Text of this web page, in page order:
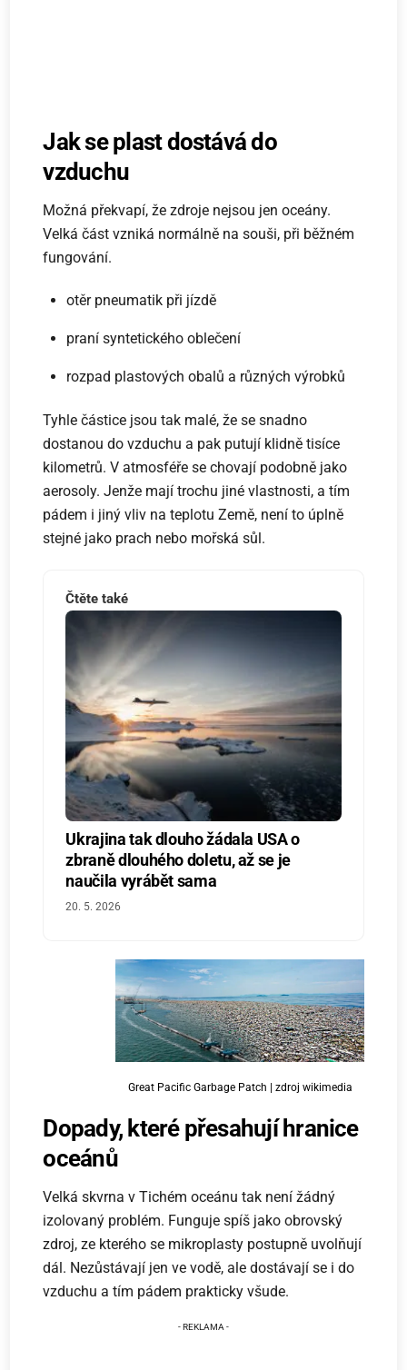
Jak se plast dostává do
vzduchu
Možná překvapí, že zdroje nejsou jen oceány.
Velká část vzniká normálně na souši, při běžném
fungování.
otěr pneumatik při jízdě
praní syntetického oblečení
rozpad plastových obalů a různých výrobků
Tyhle částice jsou tak malé, že se snadno
dostanou do vzduchu a pak putují klidně tisíce
kilometrů. V atmosféře se chovají podobně jako
aerosoly. Jenže mají trochu jiné vlastnosti, a tím
pádem i jiný vliv na teplotu Země, není to úplně
stejné jako prach nebo mořská sůl.
Čtěte také
Ukrajina tak dlouho žádala USA o
zbraně dlouhého doletu, až se je
naučila vyrábět sama
20. 5. 2026
Great Pacific Garbage Patch | zdroj wikimedia
Dopady, které přesahují hranice
oceánů
Velká skvrna v Tichém oceánu tak není žádný
izolovaný problém. Funguje spíš jako obrovský
zdroj, ze kterého se mikroplasty postupně uvolňují
dál. Nezůstávají jen ve vodě, ale dostávají se i do
vzduchu a tím pádem prakticky všude.